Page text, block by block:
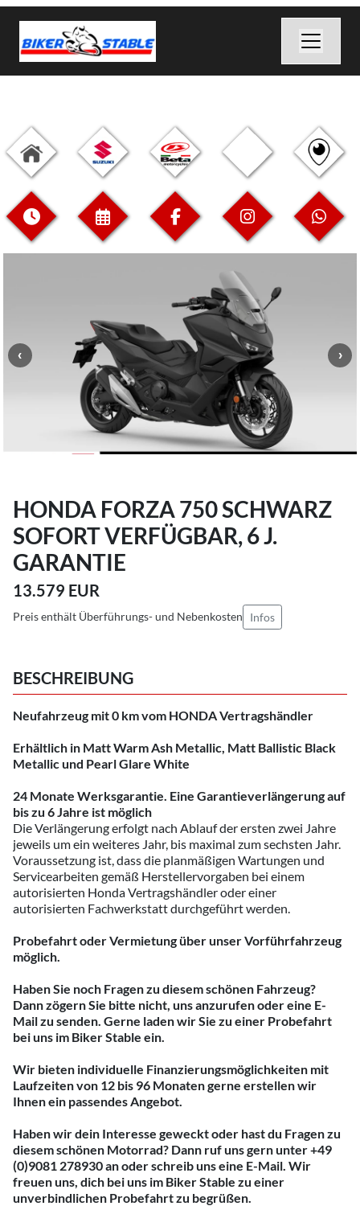
HONDA FORZA 750 SCHWARZ
SOFORT VERFÜGBAR, 6 J.
GARANTIE
13.579 EUR
Preis enthält Überführungs- und Nebenkosten Infos
BESCHREIBUNG
Neufahrzeug mit 0 km vom HONDA Vertragshändler
Erhältlich in Matt Warm Ash Metallic, Matt Ballistic Black
Metallic und Pearl Glare White
24 Monate Werksgarantie. Eine Garantieverlängerung auf
bis zu 6 Jahre ist möglich
Die Verlängerung erfolgt nach Ablauf der ersten zwei Jahre
jeweils um ein weiteres Jahr, bis maximal zum sechsten Jahr.
Voraussetzung ist, dass die planmäßigen Wartungen und
Servicearbeiten gemäß Herstellervorgaben bei einem
autorisierten Honda Vertragshändler oder einer
autorisierten Fachwerkstatt durchgeführt werden.
Probefahrt oder Vermietung über unser Vorführfahrzeug
möglich.
Haben Sie noch Fragen zu diesem schönen Fahrzeug?
Dann zögern Sie bitte nicht, uns anzurufen oder eine E-
Mail zu senden. Gerne laden wir Sie zu einer Probefahrt
bei uns im Biker Stable ein.
Wir bieten individuelle Finanzierungsmöglichkeiten mit
Laufzeiten von 12 bis 96 Monaten gerne erstellen wir
Ihnen ein passendes Angebot.
Haben wir dein Interesse geweckt oder hast du Fragen zu
diesem schönen Motorrad? Dann ruf uns gern unter +49
(0)9081 278930 an oder schreib uns eine E-Mail. Wir
freuen uns, dich bei uns im Biker Stable zu einer
unverbindlichen Probefahrt zu begrüßen.